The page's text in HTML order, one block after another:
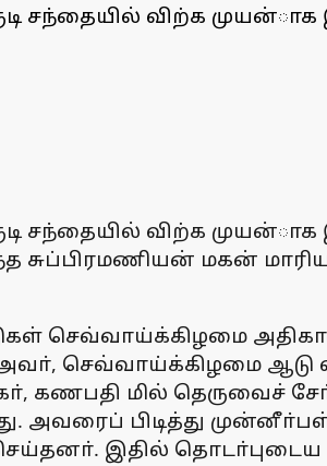
சந்தையில் விற்க
சந்தையில் விற்க
சுப்பிரமணியன் மகன்
செவ்வாய்க்கிழமை
அவா், செவ்வாய்க்கிழமை
கணபதி மில் தெருவைச்
அவரைப் பிடித்து
இதில் தொடா்புடைய